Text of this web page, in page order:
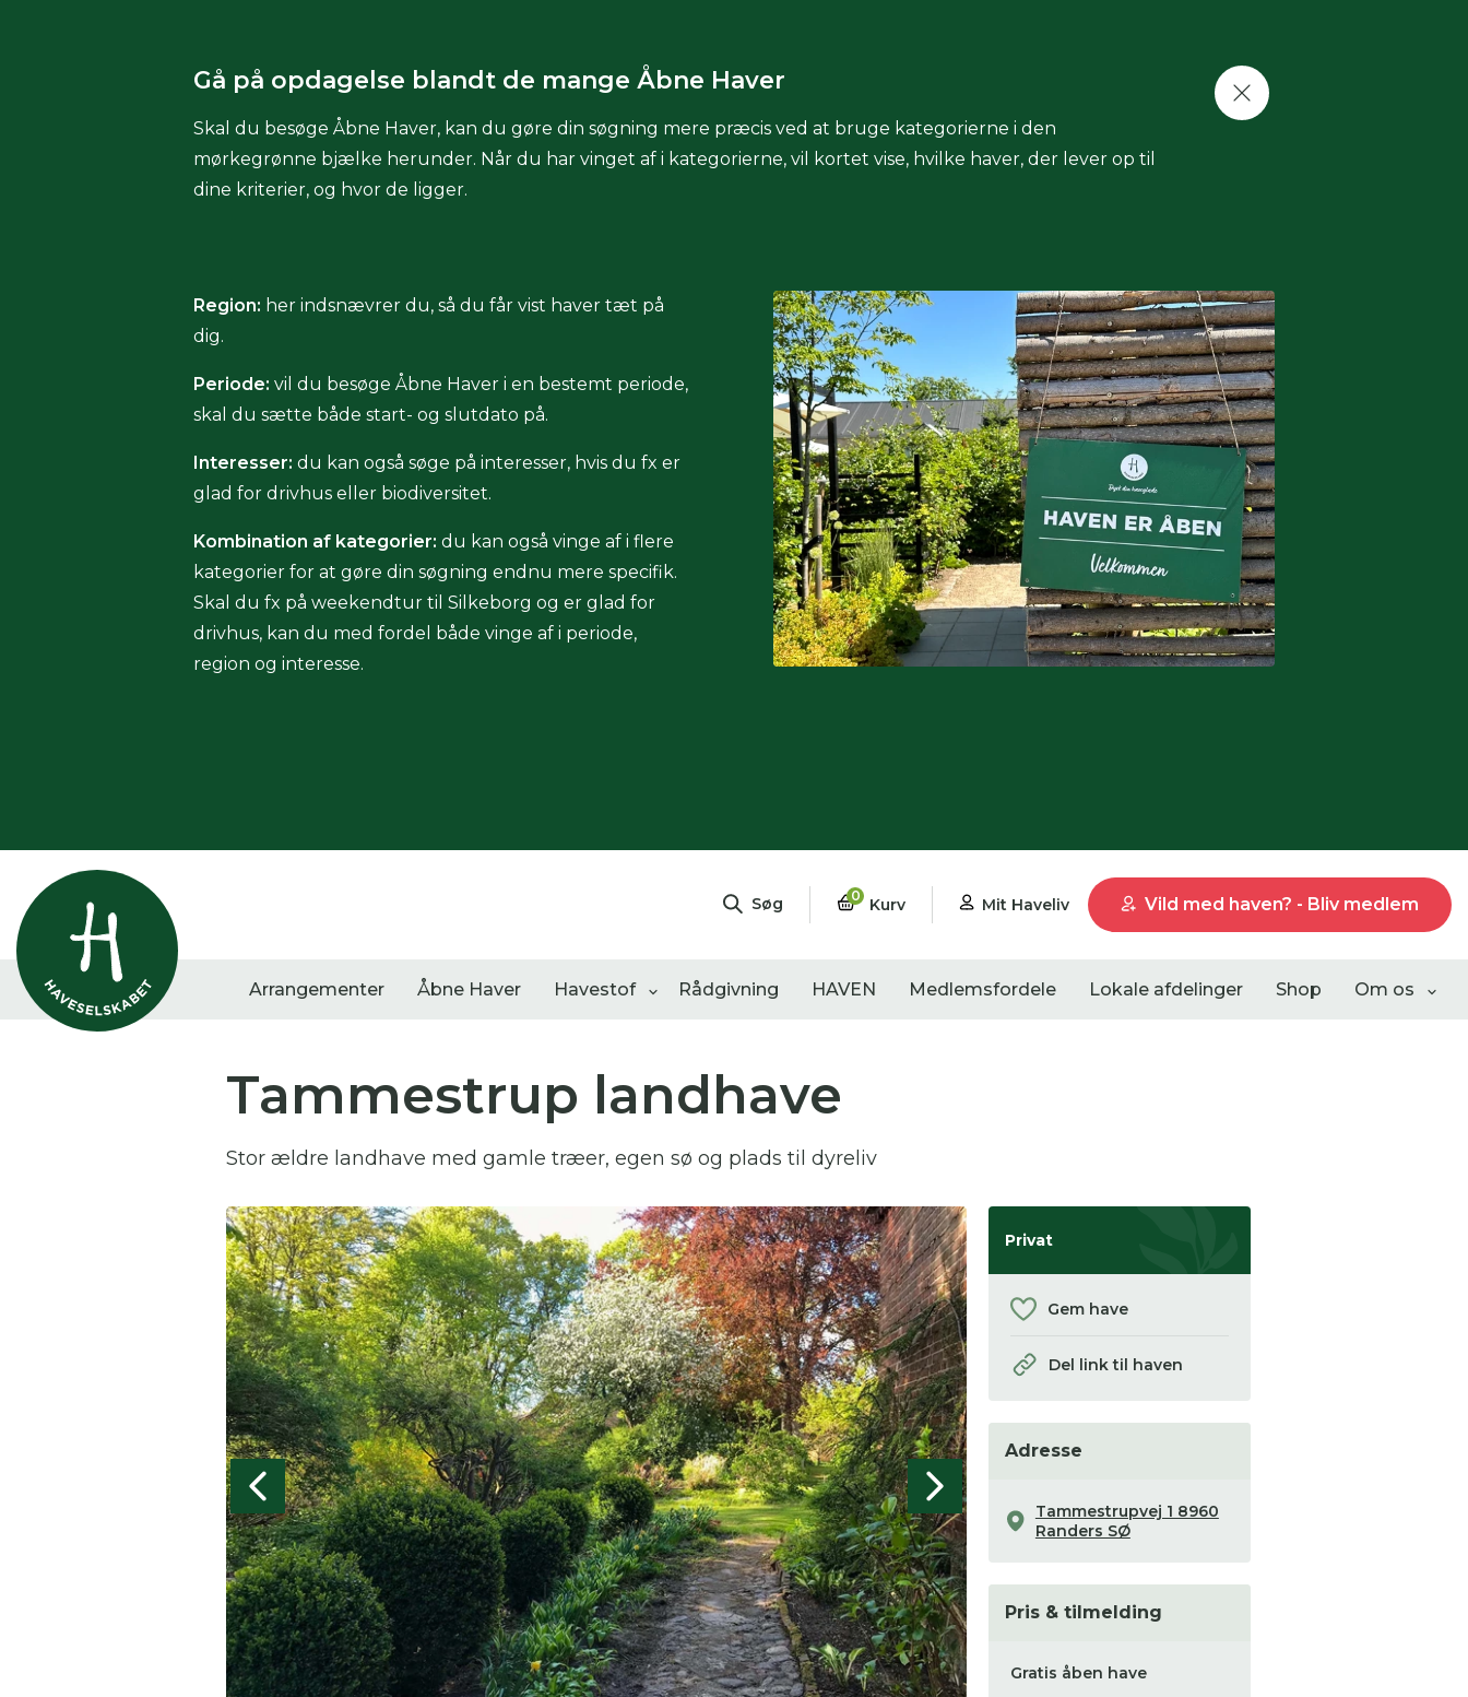
Gå på opdagelse blandt de mange Åbne Haver
Skal du besøge Åbne Haver, kan du gøre din søgning mere præcis ved at bruge kategorierne i den
mørkegrønne bjælke herunder. Når du har vinget af i kategorierne, vil kortet vise, hvilke haver, der lever op til
dine kriterier, og hvor de ligger.
Region: her indsnævrer du, så du får vist haver tæt på
dig.
Periode: vil du besøge Åbne Haver i en bestemt periode,
skal du sætte både start- og slutdato på.
Interesser: du kan også søge på interesser, hvis du fx er
glad for drivhus eller biodiversitet.
Kombination af kategorier: du kan også vinge af i flere
kategorier for at gøre din søgning endnu mere specifik.
Skal du fx på weekendtur til Silkeborg og er glad for
drivhus, kan du med fordel både vinge af i periode,
region og interesse.
Søg 0 Kurv Mit Haveliv Vild med haven? - Bliv medlem
Arrangementer Åbne Haver Havestof Rådgivning HAVEN Medlemsfordele Lokale afdelinger Shop Om os
resultater 0resultater
Arrangementer
0resultater 0resultater 0resultater
Du skal indtaste minimum 3 tegn for at se
resultater
Her kan du søge i hele vores katalog af artikler, arrangementer,
produkter og åbne haver.
Tammestrup landhave
Stor ældre landhave med gamle træer, egen sø og plads til dyreliv
Privat
Gem have
Del link til haven
Adresse
Tammestrupvej 1 8960
Randers SØ
Pris & tilmelding
Gratis åben have